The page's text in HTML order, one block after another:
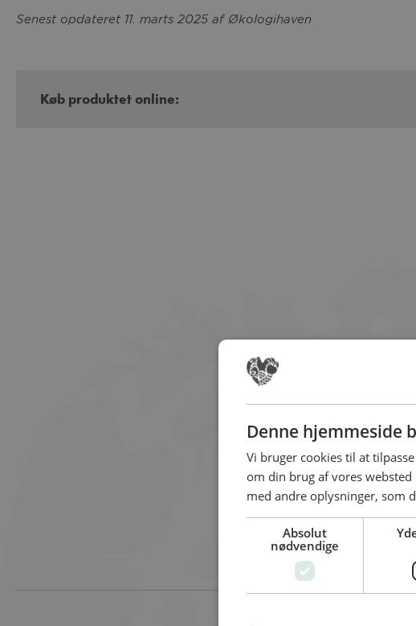
Senest opdateret 11. marts 2025 af Økologihaven
Køb produktet online:
Denne hjemmeside
Vi bruger cookies til at
om din brug af vores
med andre oplysninger, som
Absolut
nødvendige